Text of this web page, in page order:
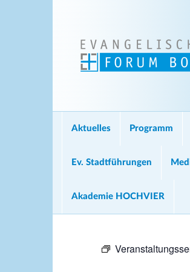
Aktuelles Programm
Ev. Stadtführungen
Akademie HOCHVIER